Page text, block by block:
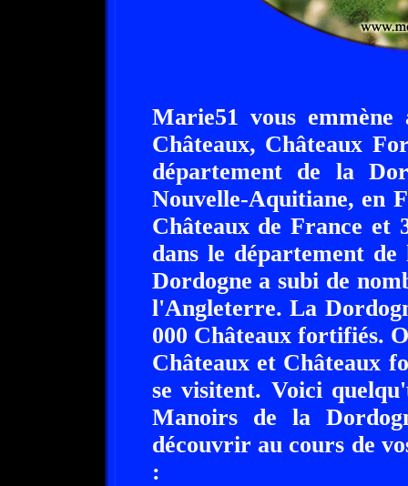
Marie51 vous
Châteaux, Châteaux
département de la
Nouvelle-Aquitiane, en
Châteaux de France et
dans le département
Dordogne a subi de
l'Angleterre. La
000 Châteaux fortifiés.
Châteaux et Châteaux
se visitent. Voici
Manoirs de la
découvrir au cours de
: